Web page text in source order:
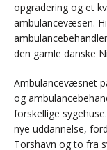
opgradering og et
ambulancevæsen.
den gamle danske
Ambulancevæsnet
og
forskellige
nye uddannelse,
Torshavn og to fra